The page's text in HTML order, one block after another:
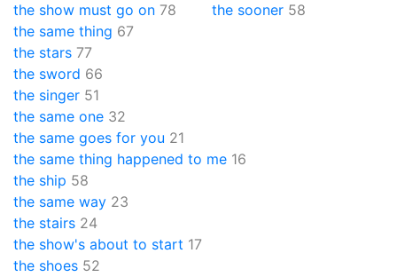
the show must go on 78
the sooner 58
the same thing 67
the stars 77
the sword 66
the singer 51
the same one 32
the same goes for you 21
the same thing happened to me 16
the ship 58
the same way 23
the stairs 24
the show's about to start 17
the shoes 52